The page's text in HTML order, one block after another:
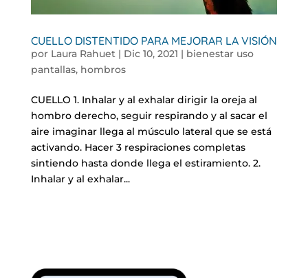
CUELLO DISTENTIDO PARA MEJORAR LA VISIÓN
por Laura Rahuet| Dic 10, 2021 | bienestar uso
pantallas, hombros
CUELLO 1. Inhalar y al exhalar dirigir la oreja al
hombro derecho, seguir respirando y al sacar el
aire imaginar llega al músculo lateral que se está
activando. Hacer 3 respiraciones completas
sintiendo hasta donde llega el estiramiento. 2.
Inhalar y al exhalar...